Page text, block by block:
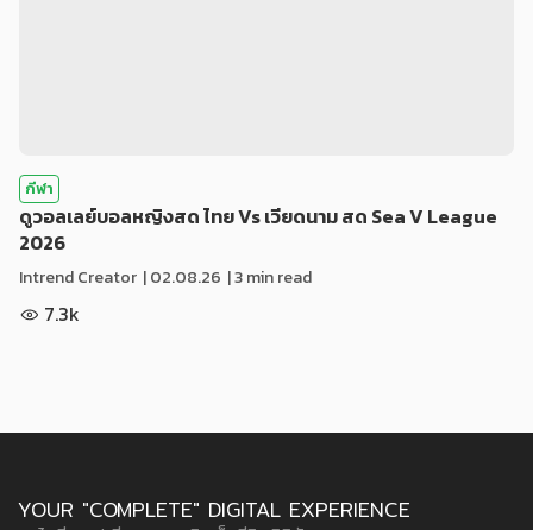
กีฬา
ดูวอลเลย์บอลหญิงสด ไทย Vs เวียดนาม สด Sea V League
2026
Intrend Creator |02.08.26 | 3 min read
7.3k
YOUR "COMPLETE" DIGITAL EXPERIENCE